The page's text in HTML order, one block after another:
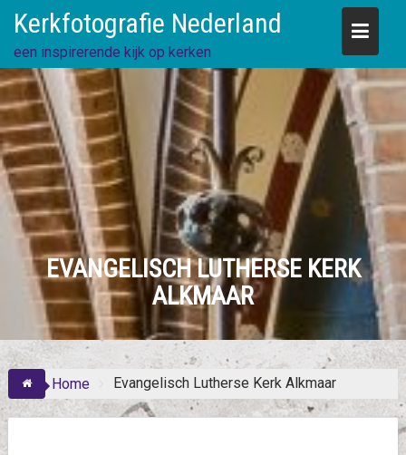
content
Kerkfotografie Nederland
een inspirerende kijk op kerken
EVANGELISCH LUTHERSE KERK
ALKMAAR
Home Evangelisch Lutherse Kerk Alkmaar